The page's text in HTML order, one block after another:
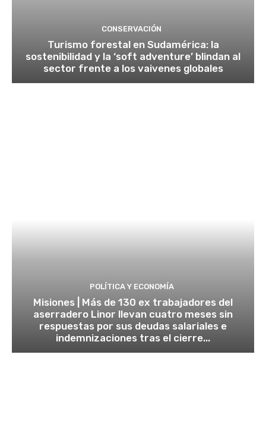
CONSERVACIÓN
Turismo forestal en Sudamérica: la
sostenibilidad y la ‘soft adventure’ blindan al
sector frente a los vaivenes globales
POLÍTICA Y ECONOMÍA
Misiones | Más de 130 ex trabajadores del
aserradero Linor llevan cuatro meses sin
respuestas por sus deudas salariales e
indemnizaciones tras el cierre...